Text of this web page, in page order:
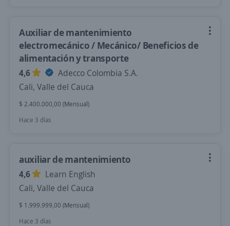
Auxiliar de mantenimiento
electromecánico / Mecánico/ Beneficios de
alimentación y transporte
4,6
Adecco Colombia S.A.
Cali, Valle del Cauca
$ 2.400.000,00 (Mensual)
Hace 3 días
auxiliar de mantenimiento
4,6
Learn English
Cali, Valle del Cauca
$ 1.999.999,00 (Mensual)
Hace 3 días